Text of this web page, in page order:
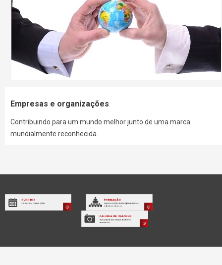
Empresas e organizações
Contribuindo para um mundo melhor junto de uma marca
mundialmente reconhecida.